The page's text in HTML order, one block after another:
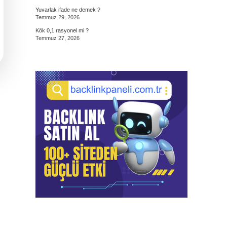
Yuvarlak ifade ne demek ?
Temmuz 29, 2026
Kök 0,1 rasyonel mi ?
Temmuz 27, 2026